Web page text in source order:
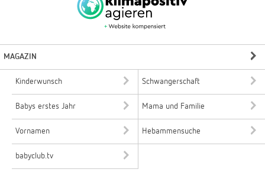
MAGAZIN
Kinderwunsch Schwangerschaft
Babys erstes Jahr Mama und Familie
Vornamen Hebammensuche
babyclub.tv